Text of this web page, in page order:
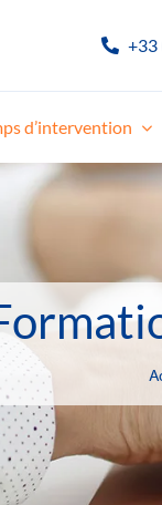
+33
d’intervention